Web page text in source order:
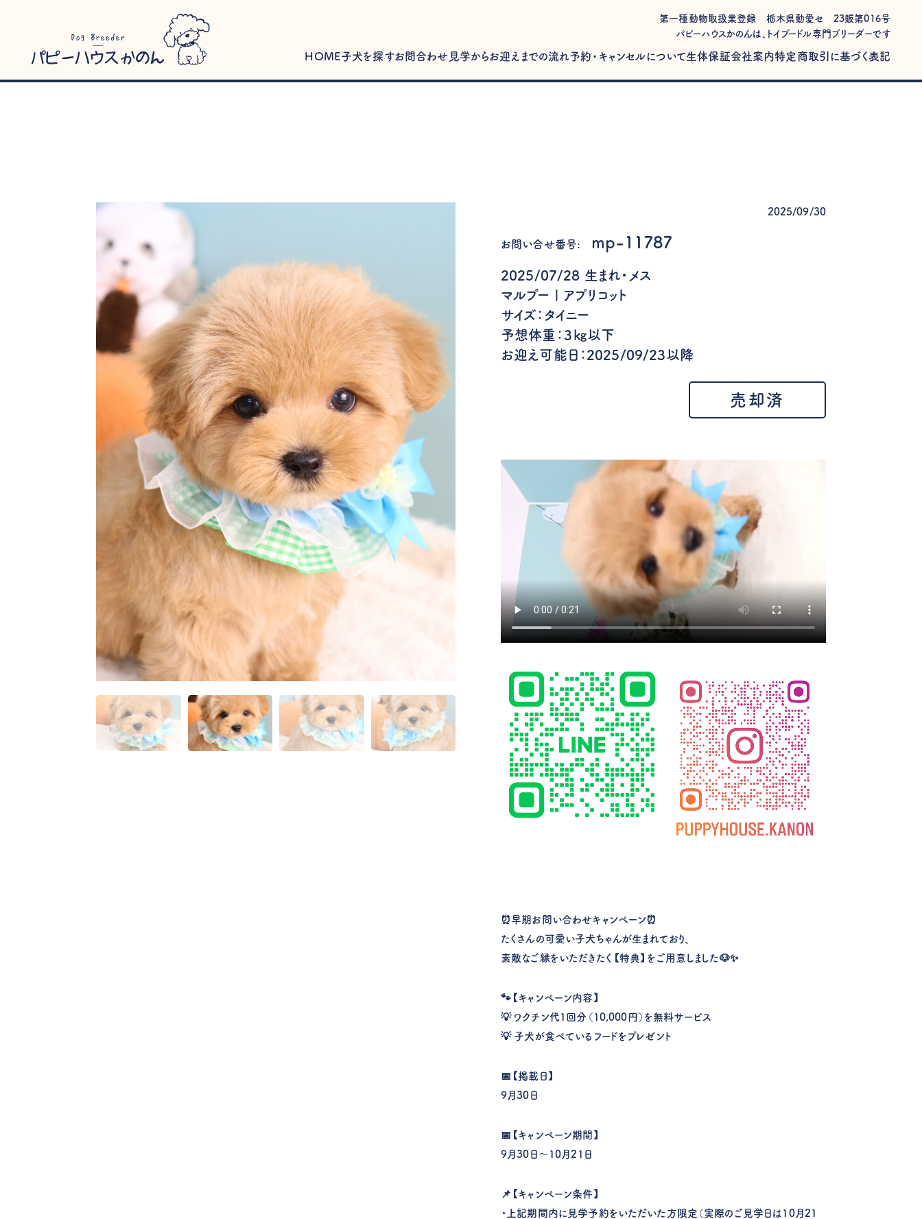
第一種動物取扱業登録 栃木県動愛セ 23販第016号
パピーハウスかのんは、トイプードル専門ブリーダーです
HOME子犬を探すお問合わせ 見学からお迎えまでの流れ予約・キャンセルについて生体保証会社案内特定商取引に基づく表記
2025/09/30
お問い合せ番号: mp-11787
2025/07/28 生まれ・メス
マルプー | アプリコット
サイズ：タイニー
予想体重：３㎏以下
お迎え可能日：2025/09/23以降
売却済
⏰ 早期お問い合わせキャンペーン ⏰
たくさんの可愛い子犬ちゃんが生まれており、
素敵なご縁をいただきたく【特典】をご用意しました🐶✨
🐾【キャンペーン内容】
💡 ワクチン代1回分（10,000円）を無料サービス
💡 子犬が食べているフードをプレゼント
📅【掲載日】
9月30日
📅【キャンペーン期間】
9月30日〜10月21日
📌【キャンペーン条件】
・上記期間内に 見学予約をいただいた方限定 （実際のご見学日は10月21